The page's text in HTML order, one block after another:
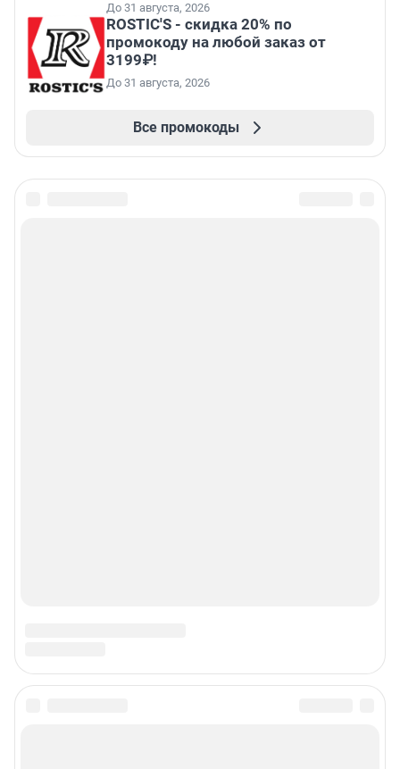
До 31 августа, 2026
ROSTIC'S - скидка 20% по
промокоду на любой заказ от
3199₽!
До 31 августа, 2026
Все промокоды